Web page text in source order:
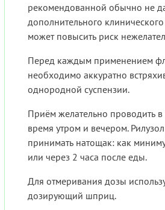
рекомендованной обычно не
дополнительного
может повысить риск
Перед каждым применением
необходимо аккуратно
однородной суспензии.
Приём желательно проводить
время утром и вечером.
принимать натощак: как
или через 2 часа после еды.
Для отмеривания дозы
дозирующий шприц.